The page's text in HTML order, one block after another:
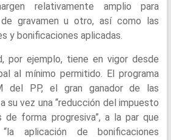
relativamente amplio para
gravamen u otro, así como las
y bonificaciones aplicadas.
por ejemplo, tiene en vigor desde
al mínimo permitido. El programa
del PP, el gran ganador de las
su vez una “reducción del impuesto
de forma progresiva”, a la par que
aplicación de bonificaciones